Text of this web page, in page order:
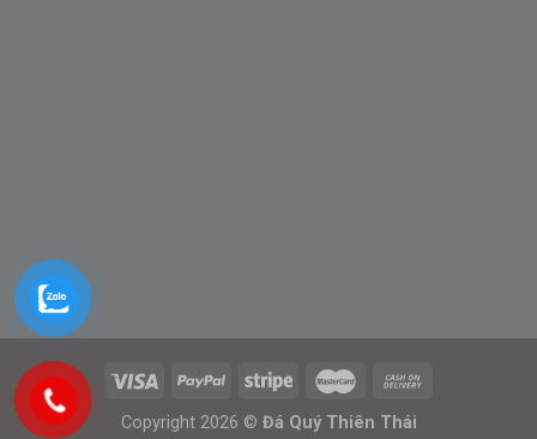
Copyright 2026 © Đá Quý Thiên Thái